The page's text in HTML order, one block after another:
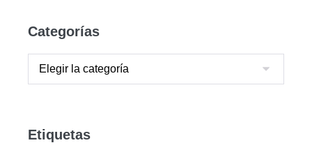
Categorías
Etiquetas